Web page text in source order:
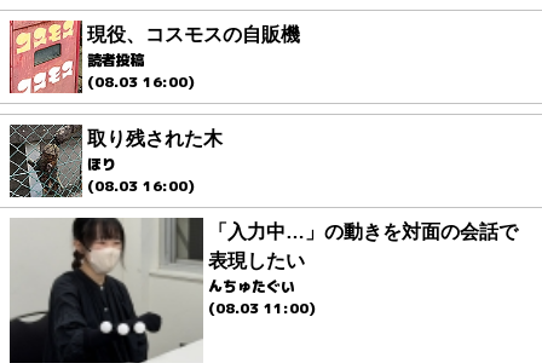
現役、コスモスの自販機
読者投稿
(08.03 16:00)
取り残された木
ほり
(08.03 16:00)
「入力中…」の動きを対面の会話で
表現したい
んちゅたぐい
(08.03 11:00)